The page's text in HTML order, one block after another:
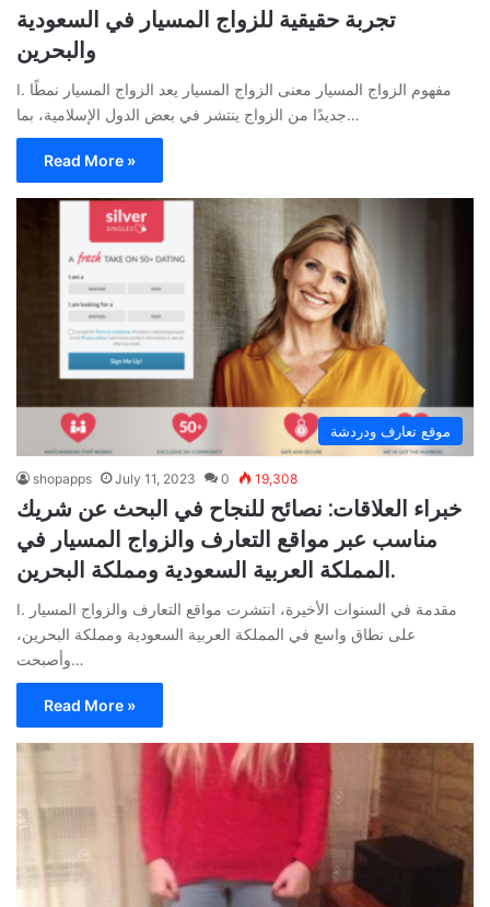
تجربة حقيقية للزواج المسيار في السعودية
والبحرين
I. مفهوم الزواج المسيار معنى الزواج المسيار يعد الزواج المسيار نمطًا
جديدًا من الزواج ينتشر في بعض الدول الإسلامية، بما…
Read More »
موقع تعارف ودردشة
shopapps July 11, 2023 0 19,308
خبراء العلاقات: نصائح للنجاح في البحث عن شريك
مناسب عبر مواقع التعارف والزواج المسيار في
المملكة العربية السعودية ومملكة البحرين.
I. مقدمة في السنوات الأخيرة، انتشرت مواقع التعارف والزواج المسيار
على نطاق واسع في المملكة العربية السعودية ومملكة البحرين،
وأصبحت…
Read More »